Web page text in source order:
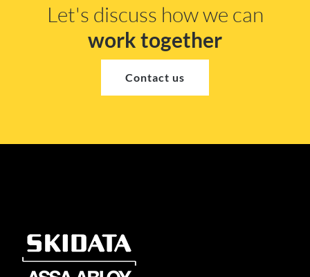
Let's discuss how we can
work together
Contact us